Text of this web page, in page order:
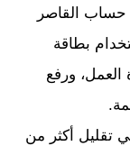
حساب القاصر
بطاقة
ورفع
تقليل أكثر من